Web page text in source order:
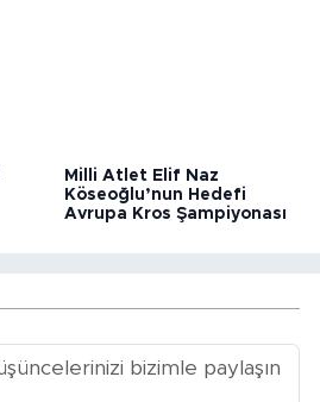
Milli Atlet Elif Naz
Köseoğlu’nun Hedefi
Avrupa Kros Şampiyonası